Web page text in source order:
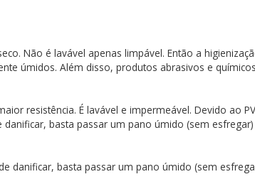
Não é lavável apenas limpável. Então a
úmidos. Além disso, produtos abrasivos e
resistência. É lavável e impermeável. Devido ao
basta passar um pano úmido (sem
danificar, basta passar um pano úmido (sem